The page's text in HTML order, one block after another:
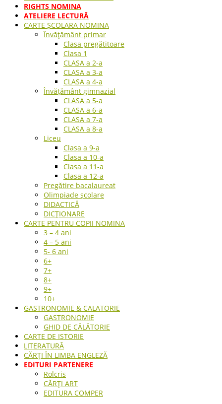
RIGHTS NOMINA
ATELIERE LECTURĂ
CARTE ŞCOLARA NOMINA
Învățământ primar
Clasa pregătitoare
Clasa 1
CLASA a 2-a
CLASA a 3-a
CLASA a 4-a
Învățământ gimnazial
CLASA a 5-a
CLASA a 6-a
CLASA a 7-a
CLASA a 8-a
Liceu
Clasa a 9-a
Clasa a 10-a
Clasa a 11-a
Clasa a 12-a
Pregătire bacalaureat
Olimpiade școlare
DIDACTICĂ
DICȚIONARE
CARTE PENTRU COPII NOMINA
3 – 4 ani
4 – 5 ani
5- 6 ani
6+
7+
8+
9+
10+
GASTRONOMIE & CALATORIE
GASTRONOMIE
GHID DE CĂLĂTORIE
CARTE DE ISTORIE
LITERATURĂ
CĂRȚI ÎN LIMBA ENGLEZĂ
EDITURI PARTENERE
Rolcris
CĂRȚI ART
EDITURA COMPER